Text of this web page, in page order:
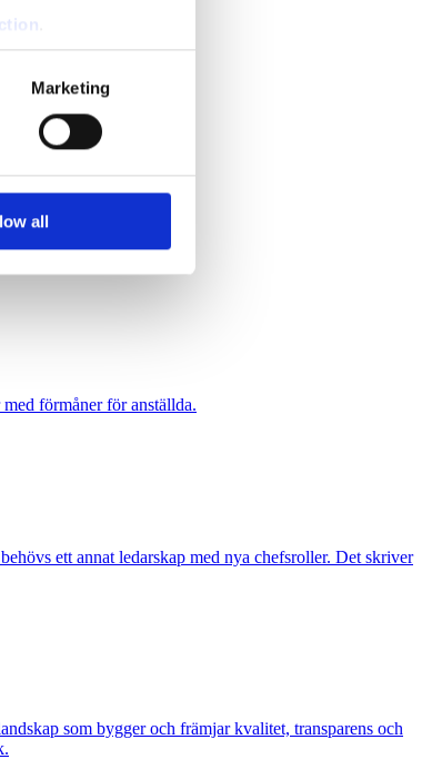
We also share
combine it with
Marketing
all
förmåner för anställda.
ett annat ledarskap med nya chefsroller. Det skriver
som bygger och främjar kvalitet, transparens och